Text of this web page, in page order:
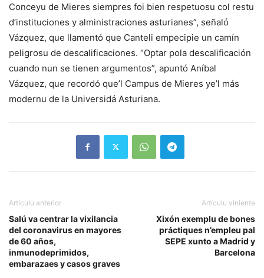
Conceyu de Mieres siempres foi bien respetuosu col restu
d’instituciones y alministraciones asturianes”, señaló
Vázquez, que llamentó que Canteli empecipie un camín
peligrosu de descalificaciones. “Optar pola descalificación
cuando nun se tienen argumentos”, apuntó Aníbal
Vázquez, que recordó que’l Campus de Mieres ye’l más
modernu de la Universidá Asturiana.
Artículu anterior
Salú va centrar la vixilancia
del coronavirus en mayores
de 60 años,
inmunodeprimidos,
embarazaes y casos graves
Artículu viniente
Xixón exemplu de bones
práctiques n’empleu pal
SEPE xunto a Madrid y
Barcelona